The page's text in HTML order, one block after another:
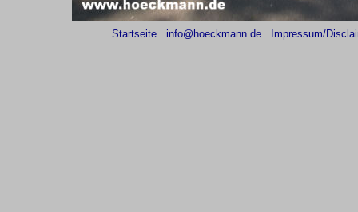
Startseite info@hoeckmann.de Impressum/